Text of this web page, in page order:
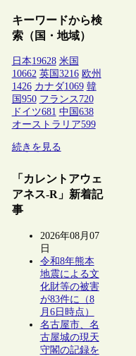
キーワードから検
索（国・地域）
日本19628 米国
10662 英国 3216 欧州
1426 カナダ1069 韓
国 950 フランス 720
ドイツ681 中国 638
オーストラリア599
続きを見る
「カレントアウェ
アネス-R」新着記
事
2026年08月07
日
令和8年熊本
地震による文
化財等の被害
が83件に（8
月6日時点）
名古屋市、名
古屋城の現天
守閣の記録を